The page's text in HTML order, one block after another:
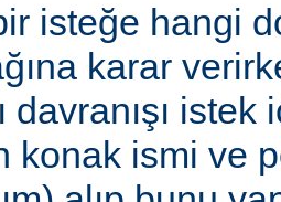
isteğe hangi
karar
davranışı
konak ismi ve